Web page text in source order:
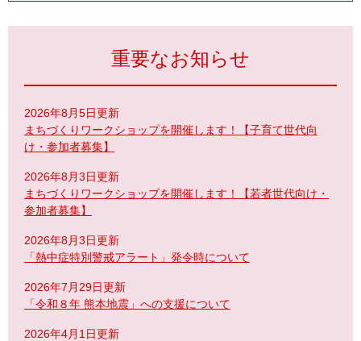
重要なお知らせ
2026年8月5日更新
まちづくりワークショップを開催します！【子育て世代向
け・参加者募集】
2026年8月3日更新
まちづくりワークショップを開催します！【若者世代向け・
参加者募集】
2026年8月3日更新
「熱中症特別警戒アラート」発令時について
2026年7月29日更新
「令和８年 熊本地震」への支援について
2026年4月1日更新